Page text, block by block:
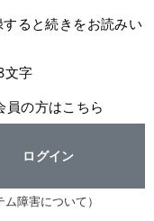
ると続きをお読みい
文字
員の方はこちら
ログイン
障害について）